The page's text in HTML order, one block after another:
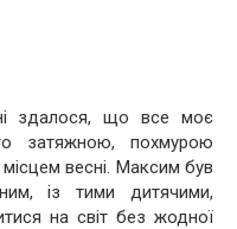
здалося, що все моє
затяжною, похмурою
весні. Максим був
із тими дитячими,
на світ без жодної